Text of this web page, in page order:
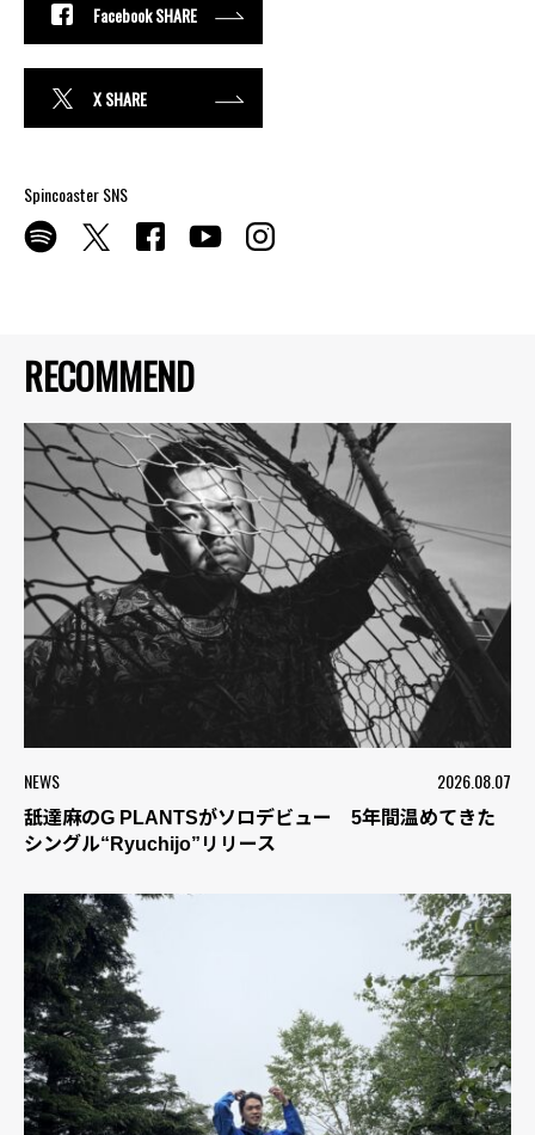
RECOMMEND
NEWS 2026.08.07
舐達麻のG PLANTSがソロデビュー 5年間温めてきた
シングル“Ryuchijo”リリース
Facebook SHARE
X SHARE
Spincoaster SNS